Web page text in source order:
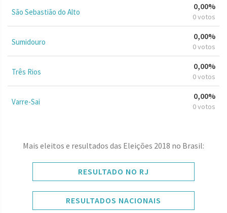
São Sebastião do Alto
0,00%
0 votos
Sumidouro
0,00%
0 votos
Três Rios
0,00%
0 votos
Varre-Sai
0,00%
0 votos
Mais eleitos e resultados das Eleições 2018 no Brasil:
RESULTADO NO RJ
RESULTADOS NACIONAIS